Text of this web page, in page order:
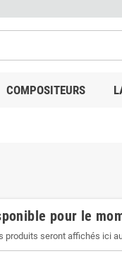
COMPOSITEURS
pour le
produits seront affichés ici